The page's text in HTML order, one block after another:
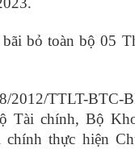
bỏ toàn bộ 05
2012/TTLT-BTC-
Tài chính, Bộ
thực hiện